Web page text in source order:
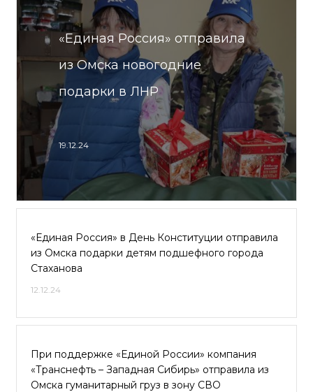
«Единая Россия» отправила
из Омска новогодние
подарки в ЛНР
19.12.24
«Единая Россия» в День Конституции отправила
из Омска подарки детям подшефного города
Стаханова
12.12.24
При поддержке «Единой России» компания
«Транснефть – Западная Сибирь» отправила из
Омска гуманитарный груз в зону СВО